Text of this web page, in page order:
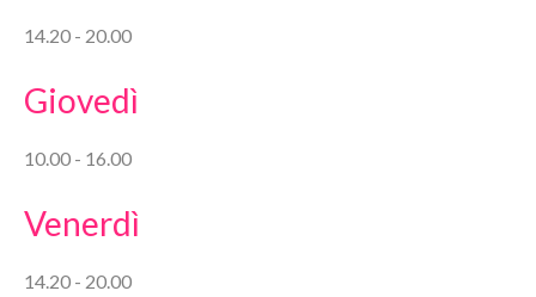
14.20 - 20.00
Giovedì
10.00 - 16.00
Venerdì
14.20 - 20.00